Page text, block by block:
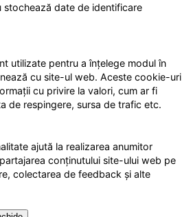
date de identificare
utilizate pentru a înțelege modul în
cu site-ul web. Aceste cookie-uri
cu privire la valori, cum ar fi
de respingere, sursa de trafic etc.
ajută la realizarea anumitor
conținutului site-ului web pe
colectarea de feedback și alte